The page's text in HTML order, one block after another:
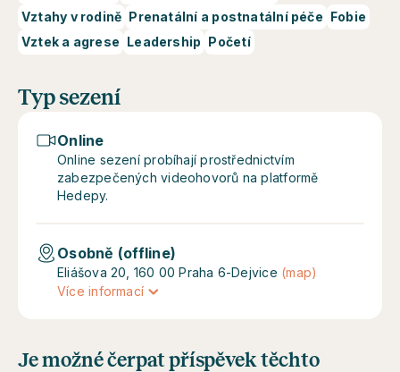
Vztahy v rodině Prenatální a postnatální péče Fobie
Vztek a agrese Leadership Početí
Typ sezení
Online
Online sezení probíhají prostřednictvím
zabezpečených videohovorů na platformě
Hedepy.
Osobně (offline)
Eliášova 20, 160 00 Praha 6-Dejvice (map)
Více informací
Je možné čerpat příspěvek těchto